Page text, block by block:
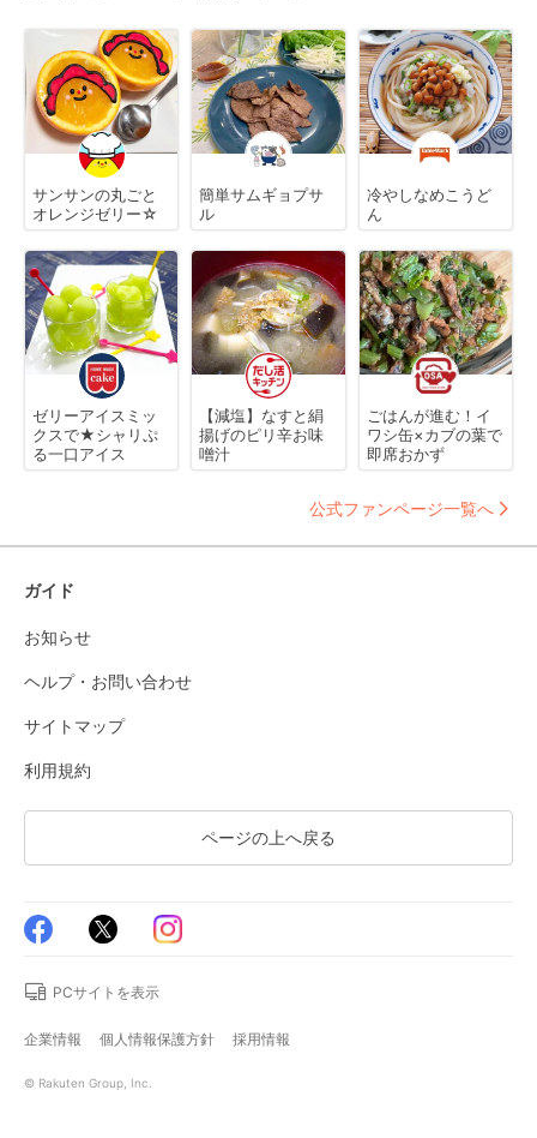
サンサンの丸ごと
オレンジゼリー☆
簡単サムギョプサ
ル
冷やしなめこうど
ん
ゼリーアイスミッ
クスで★シャリぷ
る一口アイス
【減塩】なすと絹
揚げのピリ辛お味
噌汁
ごはんが進む！イ
ワシ缶×カブの葉で
即席おかず
公式ファンページ一覧へ
ガイド
お知らせ
ヘルプ・お問い合わせ
サイトマップ
利用規約
ページの上へ戻る
PCサイトを表示
企業情報 個人情報保護方針 採用情報
© Rakuten Group, Inc.